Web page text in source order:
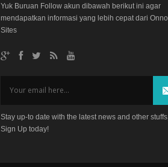
Yuk Buruan Follow akun dibawah berikut ini agar
mendapatkan informasi yang lebih cepat dari Onno
Sites
Stay up-to date with the latest news and other stuffs,
Sign Up today!